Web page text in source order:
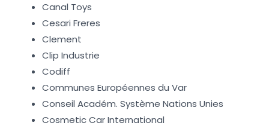
Canal Toys
Cesari Freres
Clement
Clip Industrie
Codiff
Communes Européennes du Var
Conseil Académ. Système Nations Unies
Cosmetic Car International